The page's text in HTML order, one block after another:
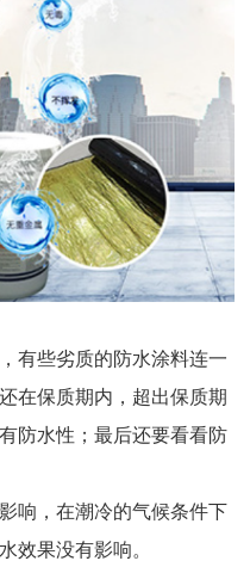
有些劣质的防水涂料连一
在保质期内，超出保质期
防水性；最后还要看看防
响，在潮冷的气候条件下
效果没有影响。